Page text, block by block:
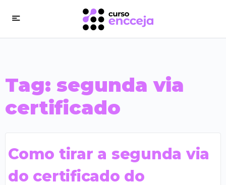
Tag: segunda via
certificado
Como tirar a segunda via
do certificado do